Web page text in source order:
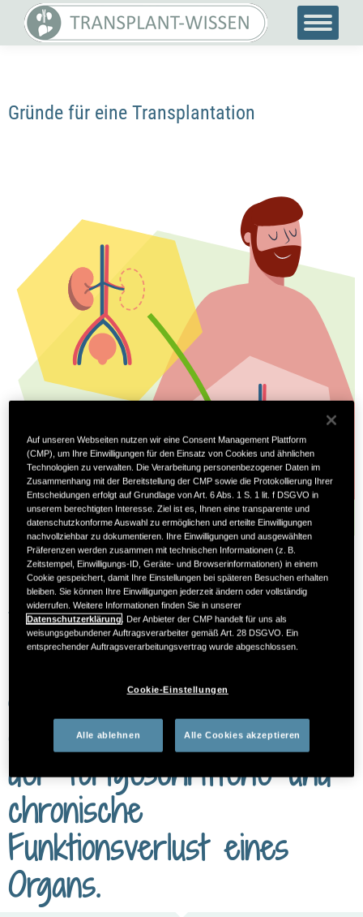
Gründe für eine Transplantation
Transplantation
Grund für
Organtransplantationen ist
der fortgeschrittene und
chronische
Funktionsverlust eines
Organs.
Auf unseren Webseiten nutzen wir eine Consent Management Plattform
(CMP), um Ihre Einwilligungen für den Einsatz von Cookies und ähnlichen
Technologien zu verwalten. Die Verarbeitung personenbezogener Daten im
Zusammenhang mit der Bereitstellung der CMP sowie die Protokollierung Ihrer
Entscheidungen erfolgt auf Grundlage von Art. 6 Abs. 1 S. 1 lit. f DSGVO in
unserem berechtigten Interesse. Ziel ist es, Ihnen eine transparente und
datenschutzkonforme Auswahl zu ermöglichen und erteilte Einwilligungen
nachvollziehbar zu dokumentieren. Ihre Einwilligungen und ausgewählten
Präferenzen werden zusammen mit technischen Informationen (z. B.
Zeitstempel, Einwilligungs-ID, Geräte- und Browserinformationen) in einem
Cookie gespeichert, damit Ihre Einstellungen bei späteren Besuchen erhalten
bleiben. Sie können Ihre Einwilligungen jederzeit ändern oder vollständig
widerrufen. Weitere Informationen finden Sie in unserer
Datenschutzerklärung. Der Anbieter der CMP handelt für uns als
weisungsgebundener Auftragsverarbeiter gemäß Art. 28 DSGVO. Ein
entsprechender Auftragsverarbeitungsvertrag wurde abgeschlossen.
Cookie-Einstellungen
Alle ablehnen Alle Cookies akzeptieren